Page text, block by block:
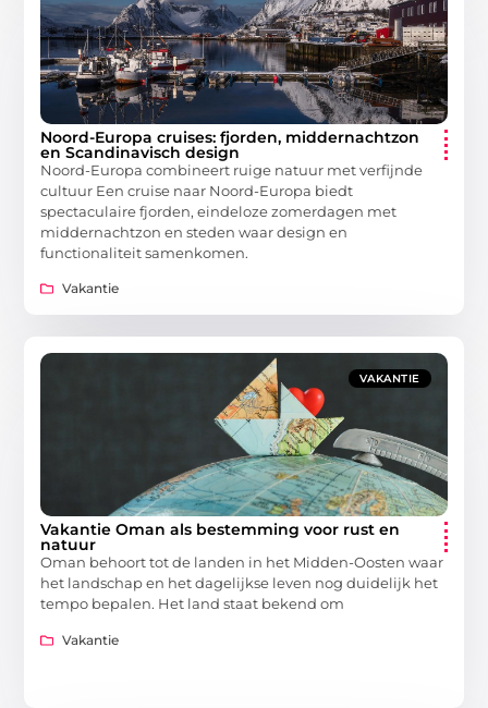
Noord-Europa cruises: fjorden, middernachtzon
en Scandinavisch design
Noord-Europa combineert ruige natuur met verfijnde
cultuur Een cruise naar Noord-Europa biedt
spectaculaire fjorden, eindeloze zomerdagen met
middernachtzon en steden waar design en
functionaliteit samenkomen.
Vakantie
VAKANTIE
Vakantie Oman als bestemming voor rust en
natuur
Oman behoort tot de landen in het Midden-Oosten waar
het landschap en het dagelijkse leven nog duidelijk het
tempo bepalen. Het land staat bekend om
Vakantie